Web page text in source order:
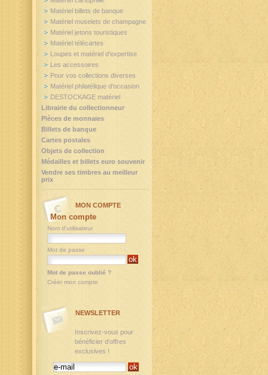
Matériel billets de banque
Matériel muselets de champagne
Matériel jetons touristiques
Matériel télécartes
Loupes et matériel d'expertise
Les accessoires
Pour vos collections diverses
Matériel philatélique d'occasion
DESTOCKAGE matériel
Librairie du collectionneur
Pièces de monnaies
Billets de banque
Cartes postales
Objets de collection
Médailles et billets euro souvenir
Vendre ses timbres au meilleur
prix
MON COMPTE
Mon compte
Nom d'utilisateur
Mot de passe
Mot de passe oublié ?
Créer mon compte
NEWSLETTER
Inscrivez-vous pour
bénéficier d'offres
exclusives !